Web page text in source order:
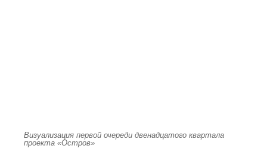
Визуализация первой очереди двенадцатого квартала
проекта «Остров»